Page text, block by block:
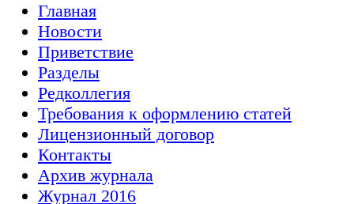
Главная
Новости
Приветствие
Разделы
Редколлегия
Требования к оформлению статей
Лицензионный договор
Контакты
Архив журнала
Журнал 2016